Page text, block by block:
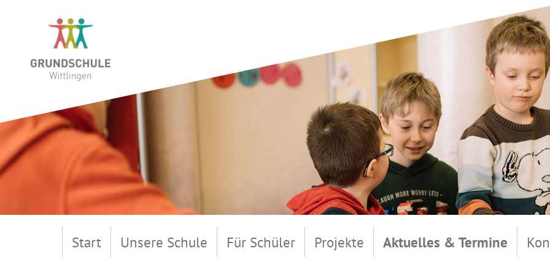
Start Unsere Schule Für Schüler Projekte Aktuelles & Termine